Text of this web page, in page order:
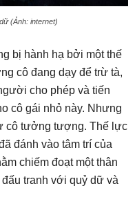
(Ảnh: internet)
bị hành hạ bởi một thế
cô đang dạy để trừ tà,
cho phép và tiến
cô gái nhỏ này. Nhưng
cô tưởng tượng. Thế lực
đánh vào tâm trí của
chiếm đoạt một thân
tranh với quỷ dữ và